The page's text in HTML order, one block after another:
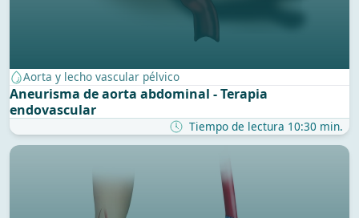
Aorta y lecho vascular pélvico
Aneurisma de aorta abdominal - Terapia
endovascular
Tiempo de lectura 10:30 min.